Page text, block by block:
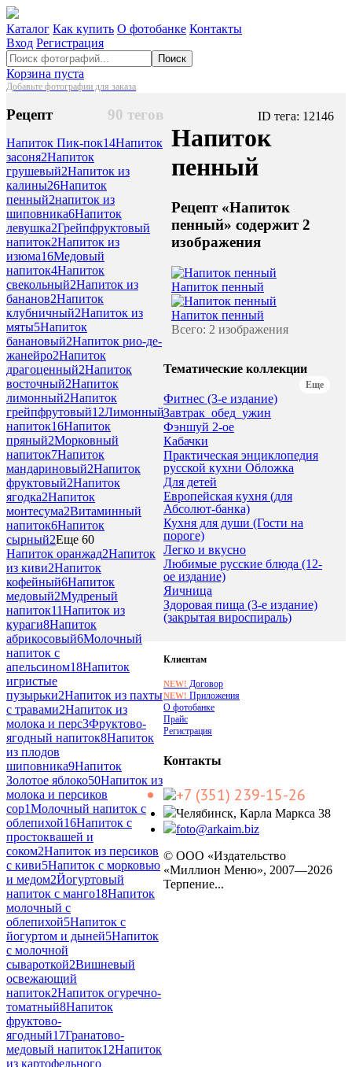
Каталог Как купить О фотобанке Контакты
Вход Регистрация
Поиск
Корзина пуста
Добавьте фотографии для заказа
90 тегов
Рецепт
Напиток Пик-пок14Напиток
засоня2Напиток
грушевый2Напиток из
калины26Напиток
пенный2напиток из
шиповника6Напиток
левушка2Грейпфруктовый
напиток2Напиток из
изюма16Медовый
напиток4Напиток
свекольный2Напиток из
бананов2Напиток
клубничный2Напиток из
мяты5Напиток
банановый2Напиток рио-де-
жанейро2Напиток
драгоценный2Напиток
восточный2Напиток
лимонный2Напиток
грейпфрутовый12Лимонный
напиток16Напиток
пряный2Морковный
напиток7Напиток
мандариновый2Напиток
фруктовый2Напиток
ягодка2Напиток
монтесума2Витаминный
напиток6Напиток
сырный2Еще 60
Напиток оранжад2Напиток
из киви2Напиток
кофейный6Напиток
медовый2Мудреный
напиток11Напиток из
кураги8Напиток
абрикосовый6Молочный
напиток с
апельсином18Напиток
игристые
пузырьки2Напиток из пахты
с травами2Напиток из
молока и перс3Фруктово-
ягодный напиток8Напиток
из плодов
шиповника9Напиток
Золотое яблоко50Напиток из
молока и персиков
cop1Молочный напиток с
облепихой16Напиток с
простоквашей и
соком2Напиток из персиков
с киви5Напиток с морковью
и медом2Йогуртовый
напиток с манго18Напиток
молочный с
облепихой5Напиток с
йогуртом и дыней5Напиток
с молочной
сывароткой2Вишневый
освежающий
напиток2Напиток огуречно-
томатный8Напиток
фруктово-
ягодный17Гранатово-
медовый напиток12Напиток
из картофельного
ID тега: 12146
Напиток
пенный
Рецепт «Напиток
пенный» содержит 2
изображения
Напиток пенный
Напиток пенный
Всего: 2 изображения
Тематические коллекции
Еще
Фитнес (3-е издание)
Завтрак_обед_ужин
Фэншуй 2-ое
Кабачки
Практическая энциклопедия
русской кухни Обложка
Для детей
Европейская кухня (для
Абсолют-банка)
Кухня для души (Гости на
пороге)
Легко и вкусно
Любимые русские блюда (12-
ое издание)
Яичница
Здоровая пища (3-е издание)
(закрытая вироспираль)
Клиентам
NEW! Договор
NEW! Приложения
О фотобанке
Прайс
Регистрация
Контакты
+7 (351) 239-15-26
Челябинск, Карла Маркса 38
foto@arkaim.biz
© ООО «Издательство
«Миллион Меню», 2007—2026
Терпение...